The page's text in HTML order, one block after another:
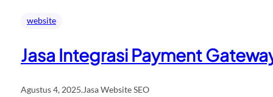
website
Jasa Integrasi Payment
Agustus 4, 2025.Jasa Website SEO